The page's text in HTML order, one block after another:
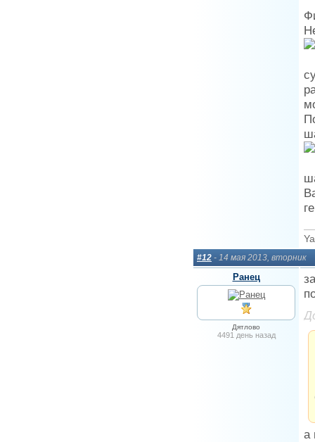
#12 - 14 мая 2013, вторник
Ранец
Дятлово
4491 день назад
а